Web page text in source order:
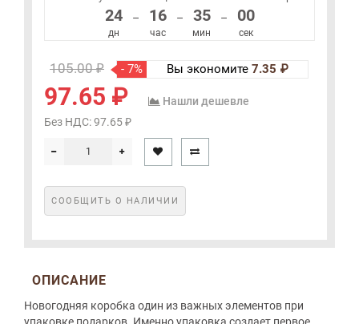
24
дн
– 16
час
– 34
мин
– 59
сек
105.00 ₽ - 7% Вы экономите 7.35 ₽
97.65 ₽
Нашли дешевле
Без НДС: 97.65 ₽
СООБЩИТЬ О НАЛИЧИИ
ОПИСАНИЕ
Новогодняя коробка один из важных элементов при